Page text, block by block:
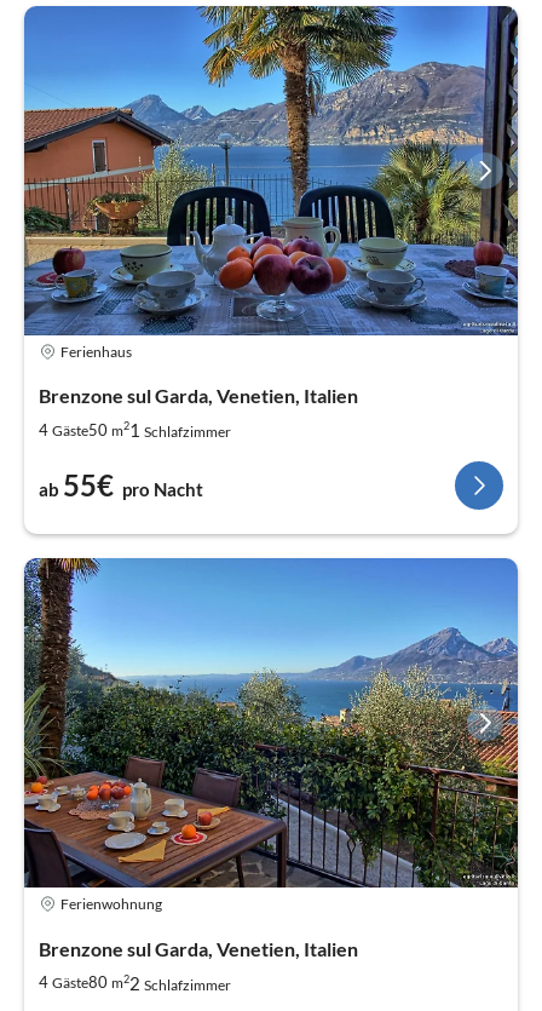
Ferienhaus
Brenzone sul Garda, Venetien, Italien
4 Gäste50 m21 Schlafzimmer
ab 55€ pro Nacht
Ferienwohnung
Brenzone sul Garda, Venetien, Italien
4 Gäste80 m22 Schlafzimmer